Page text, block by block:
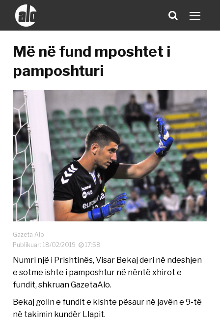
Më në fund mposhtet i
pamposhturi
Gazeta Alo
Publikuar: 18/02/2019
17:58
Numri një i Prishtinës, Visar Bekaj deri në ndeshjen
e sotme ishte i pamposhtur në nëntë xhirot e
fundit, shkruan GazetaAlo.
Bekaj golin e fundit e kishte pësaur në javën e 9-të
në takimin kundër Llapit.